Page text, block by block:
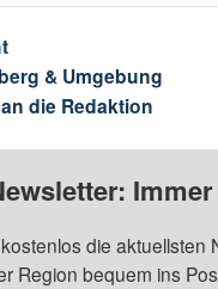
& Umgebung
die Redaktion
die aktuellsten
Region bequem ins